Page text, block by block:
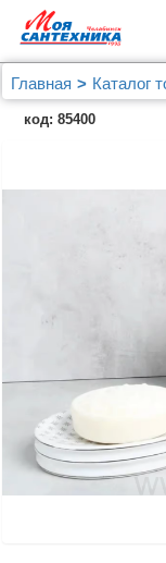
Главная Каталог
Дозатор Fixsen
код: 85400